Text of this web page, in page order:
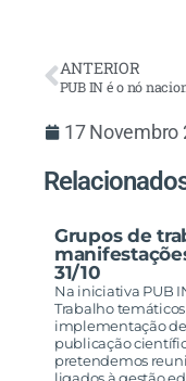
ANTERIOR
17 Novembro
Grupos de
31/10
Na iniciativa PUB
Trabalho
implementação
publicação
pretendemos